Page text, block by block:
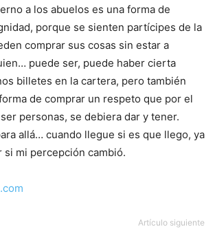
a los abuelos es una forma de
porque se sienten partícipes de la
comprar sus cosas sin estar a
puede ser, puede haber cierta
billetes en la cartera, pero también
de comprar un respeto que por el
personas, se debiera dar y tener.
allá… cuando llegue si es que llego, ya
si mi percepción cambió.
Artículo siguiente